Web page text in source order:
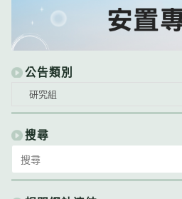
公告類別
類
別
研究組
搜尋
for: